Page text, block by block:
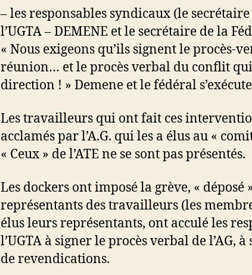
– les responsables syndicaux (le
l’UGTA – DEMENE et le secrétaire de la
« Nous exigeons qu’ils signent le procès-
réunion… et le procès verbal du conflit qui
direction ! » Demene et le fédéral
Les travailleurs qui ont fait ces
acclamés par l’A.G. qui les a élus au «
« Ceux » de l’ATE ne se sont pas présentés.
Les dockers ont imposé la grève, « déposé
représentants des travailleurs (les
élus leurs représentants, ont acculé les
l’UGTA à signer le procès verbal de l’AG,
de revendications.